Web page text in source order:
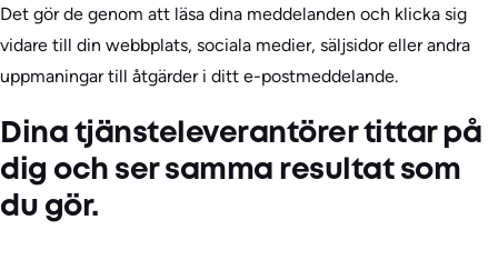
Det gör de genom att läsa dina meddelanden och klicka sig
vidare till din webbplats, sociala medier, säljsidor eller andra
uppmaningar till åtgärder i ditt e-postmeddelande.
Dina tjänsteleverantörer tittar på
dig och ser samma resultat som
du gör.